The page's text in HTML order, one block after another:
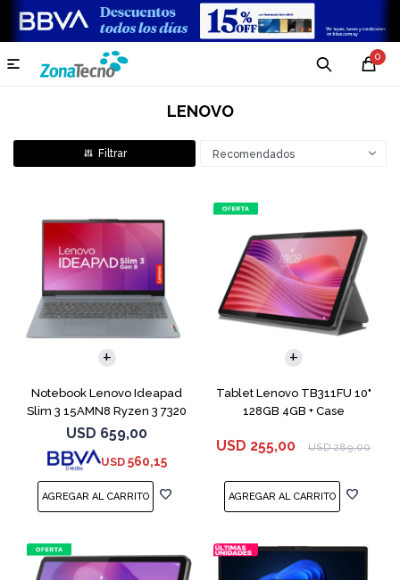
0

LENOVO
Recomendados
Notebook Lenovo Ideapad
Slim 3 15AMN8 Ryzen 3 7320
256GB 8GB
USD 659,00
USD 560,15
Tablet Lenovo TB311FU 10"
128GB 4GB + Case
USD 255,00 USD 289,00